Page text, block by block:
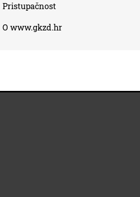
Pristupačnost
O www.gkzd.hr